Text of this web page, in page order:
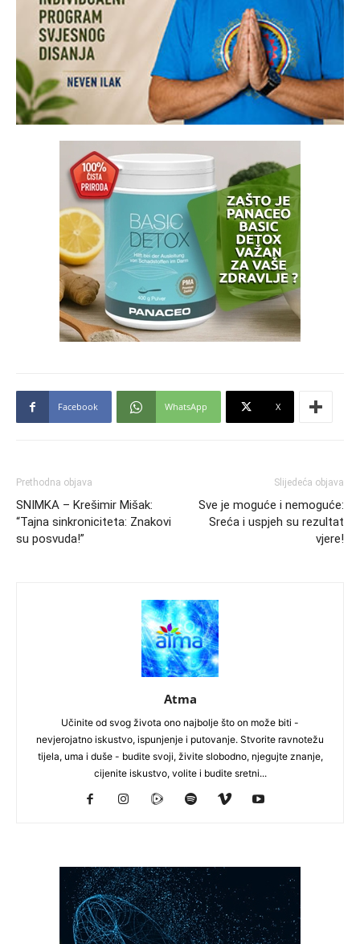
Facebook WhatsApp X
Prethodna objava
SNIMKA – Krešimir Mišak:
“Tajna sinkroniciteta: Znakovi
su posvuda!”
Slijedeća objava
Sve je moguće i nemoguće:
Sreća i uspjeh su rezultat
vjere!
Atma
Učinite od svog života ono najbolje što on može biti -
nevjerojatno iskustvo, ispunjenje i putovanje. Stvorite ravnotežu
tijela, uma i duše - budite svoji, živite slobodno, njegujte znanje,
cijenite iskustvo, volite i budite sretni...